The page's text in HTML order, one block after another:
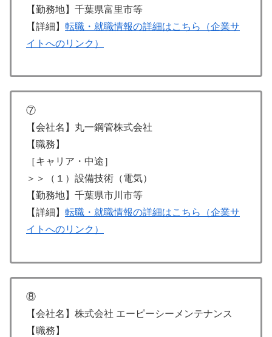
【勤務地】千葉県富里市等
【詳細】 転職・就職情報の詳細はこちら（企業サ
イトへのリンク）
⑦
【会社名】丸一鋼管株式会社
【職務】
［キャリア・中途］
＞＞（１）設備技術（電気）
【勤務地】千葉県市川市等
【詳細】 転職・就職情報の詳細はこちら（企業サ
イトへのリンク）
⑧
【会社名】株式会社 エーピーシーメンテナンス
【職務】